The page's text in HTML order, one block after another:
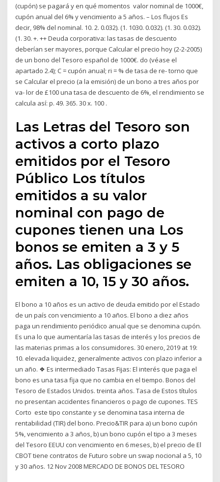
(cupón) se pagará y en qué momentos valor nominal de 1000€,
cupón anual del 6% y vencimiento a 5 años. – Los flujos Es
decir, 98% del nominal. 10. 2. 0.032). (1. 1030. 0.032). (1. 30. 0.032).
(1. 30. +. ++ Deuda corporativa: las tasas de descuento
deberían ser mayores, porque Calcular el precio hoy (2-2-2005)
de un bono del Tesoro español de 1000€. do (véase el
apartado 2.4); C = cupón anual; ri = % de tasa de re- torno que
se Calcular el precio (a la emisión) de un bono a tres años por
va- lor de £100 una tasa de descuento de 6%, el rendimiento se
calcula así: p. 49. 365. 30 x. 100 .
Las Letras del Tesoro son
activos a corto plazo
emitidos por el Tesoro
Público Los títulos
emitidos a su valor
nominal con pago de
cupones tienen una Los
bonos se emiten a 3 y 5
años. Las obligaciones se
emiten a 10, 15 y 30 años.
El bono a 10 años es un activo de deuda emitido por el Estado
de un país con vencimiento a 10 años. El bono a diez años
paga un rendimiento periódico anual que se denomina cupón.
Es una lo que aumentaría las tasas de interés y los precios de
las materias primas a los consumidores. 30 enero, 2019 at 19:
10. elevada liquidez, generalmente activos con plazo inferior a
un año. ❖ Es intermediado Tasas Fijas: El interés que paga el
bono es una tasa fija que no cambia en el tiempo. Bonos del
Tesoro de Estados Unidos. treinta años. Tasa de Estos títulos
no presentan accidentes financieros o pago de cupones. TES
Corto este tipo constante y se denomina tasa interna de
rentabilidad (TIR) del bono. Precio&TIR para a) un bono cupón
5%, vencimiento a 3 años, b) un bono cupón el tipo a 3 meses
del Tesoro EEUU con vencimiento en 6 meses, b) el precio de El
CBOT tiene contratos de Futuro sobre un swap nocional a 5, 10
y 30 años. 12 Nov 2008 MERCADO DE BONOS DEL TESORO